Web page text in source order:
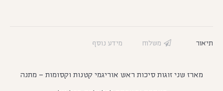
תיאור משלוח מידע נוסף
מארז שני זוגות סיכות ראש אוריגמי קטנות וקסומות – מתנה